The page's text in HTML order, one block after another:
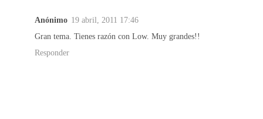
Anónimo 19 abril, 2011 17:46
Gran tema. Tienes razón con Low. Muy grandes!!
Responder